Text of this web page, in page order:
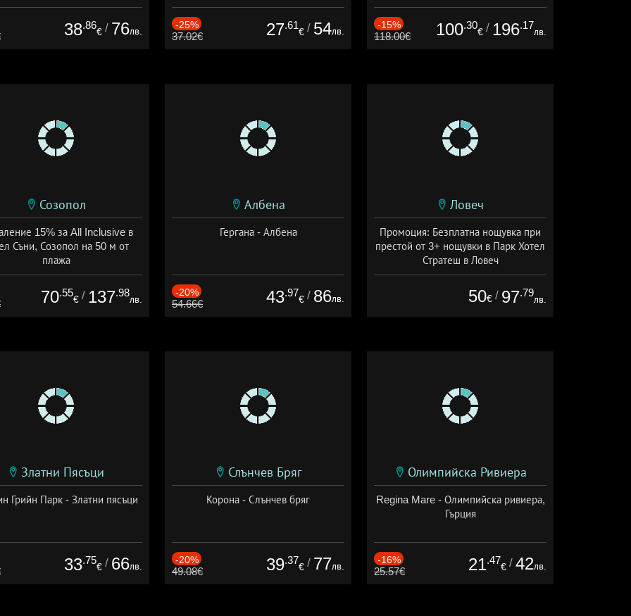
38.86
€ / 76лв.
-25%
37.02€ 27.61
€ / 54лв.
Дата: 01.06 - 29.09 + all inclusive
-15%
118.00€ 100.30
€ / 196.17
лв.
Созопол
15% за All Inclusive в
Съни, Созопол на 50 м от
плажа
30.07 - 30.09 + all inclusive
70.55
€ / 137.98
лв.
Албена
Гергана - Албена
-20%
54.66€ 43.97
€ / 86лв.
Ловеч
Промоция: Безплатна нощувка при
престой от 3+ нощувки в Парк Хотел
Стратеш в Ловеч
Дата: 14.05 - 01.10 + полупансион
50€ / 97.79
лв.
Златни Пясъци
Грийн Парк - Златни пясъци
33.75
€ / 66лв.
Слънчев Бряг
Корона - Слънчев бряг
-20%
49.08€ 39.37
€ / 77лв.
Олимпийска Ривиера
Regina Mare - Олимпийска ривиера,
Гърция
-16%
25.57€ 21.47
€ / 42лв.